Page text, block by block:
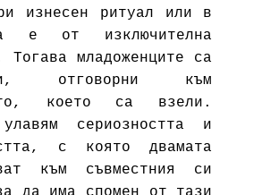
изнесен ритуал или в
е от изключителна
Тогава младоженците са
отговорни към
което са взели.
сериозността и
с която двамата
към съвместния си